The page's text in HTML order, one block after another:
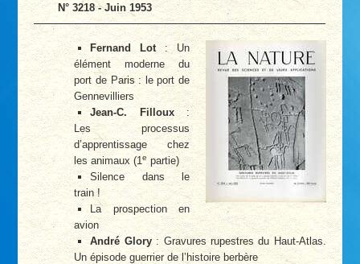
N° 3218 - Juin 1953
Fernand Lot: Un
élément moderne du
port de Paris : le port de
Gennevilliers
Jean-C. Filloux:
Les processus
d’apprentissage chez
les animaux (1e partie)
Silence dans le
train !
La prospection en
avion
André Glory: Gravures rupestres du Haut-Atlas.
Un épisode guerrier de l’histoire berbère